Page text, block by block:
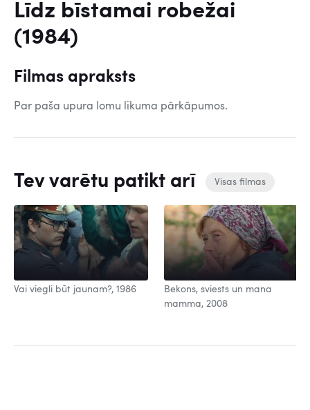
Līdz bīstamai robežai
(1984)
Filmas apraksts
Par paša upura lomu likuma pārkāpumos.
Tev varētu patikt arī Visas filmas
Vai viegli būt jaunam?, 1986
Bekons, sviests un mana
mamma, 2008